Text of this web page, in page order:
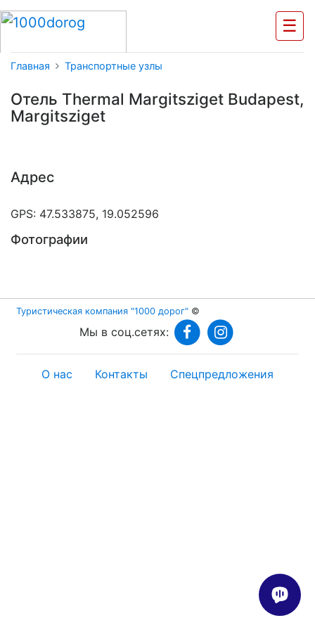
☰
Главная Транспортные узлы
Отель Thermal Margitsziget Budapest,
Margitsziget
Адрес
GPS: 47.533875, 19.052596
Фотографии
Туристическая компания "1000 дорог" ©
Мы в соц.сетях:
О нас Контакты Спецпредложения